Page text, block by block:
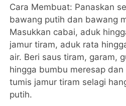
Cara Membuat: Panaskan
bawang putih dan bawang
Masukkan cabai, aduk
jamur tiram, aduk rata
air. Beri saus tiram, garam,
hingga bumbu meresap
tumis jamur tiram selagi
putih.